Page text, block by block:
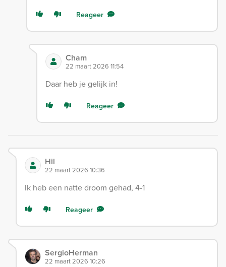
Reageer
Cham
22 maart 2026 11:54
Daar heb je gelijk in!
Reageer
Hil
22 maart 2026 10:36
Ik heb een natte droom gehad, 4-1
Reageer
SergioHerman
22 maart 2026 10:26